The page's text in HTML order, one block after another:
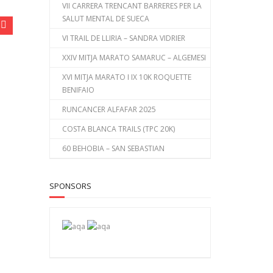
VII CARRERA TRENCANT BARRERES PER LA
SALUT MENTAL DE SUECA
VI TRAIL DE LLIRIA – SANDRA VIDRIER
XXIV MITJA MARATO SAMARUC – ALGEMESI
XVI MITJA MARATO I IX 10K ROQUETTE
BENIFAIO
RUNCANCER ALFAFAR 2025
COSTA BLANCA TRAILS (TPC 20K)
60 BEHOBIA – SAN SEBASTIAN
SPONSORS